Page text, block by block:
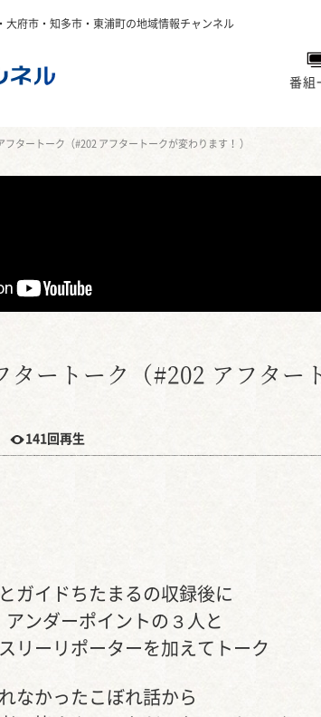
大府市・知多市・東浦町の地域情報チャンネル
番組
フタートーク（#202 アフタートークが変わります！ ）
タートーク（#202 アフター
141回再生
ガイドちたまるの収録後に
アンダーポイントの３人と
リーリポーターを加えてトーク
なかったこぼれ話から